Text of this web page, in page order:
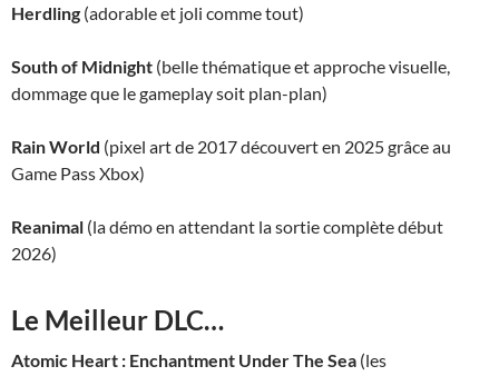
Herdling (adorable et joli comme tout)
South of Midnight (belle thématique et approche visuelle,
dommage que le gameplay soit plan-plan)
Rain World (pixel art de 2017 découvert en 2025 grâce au
Game Pass Xbox)
Reanimal (la démo en attendant la sortie complète début
2026)
Le Meilleur DLC…
Atomic Heart : Enchantment Under The Sea (les